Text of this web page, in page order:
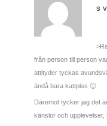
från person till person
attityder tyckas
ändå bara kattpiss 🙂
Däremot tycker jag det
känslor och upplevelser,